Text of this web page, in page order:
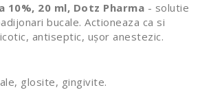
10%, 20 ml, Dotz Pharma - solutie
bucale. Actioneaza ca si
antiseptic, ușor anestezic.
glosite, gingivite.